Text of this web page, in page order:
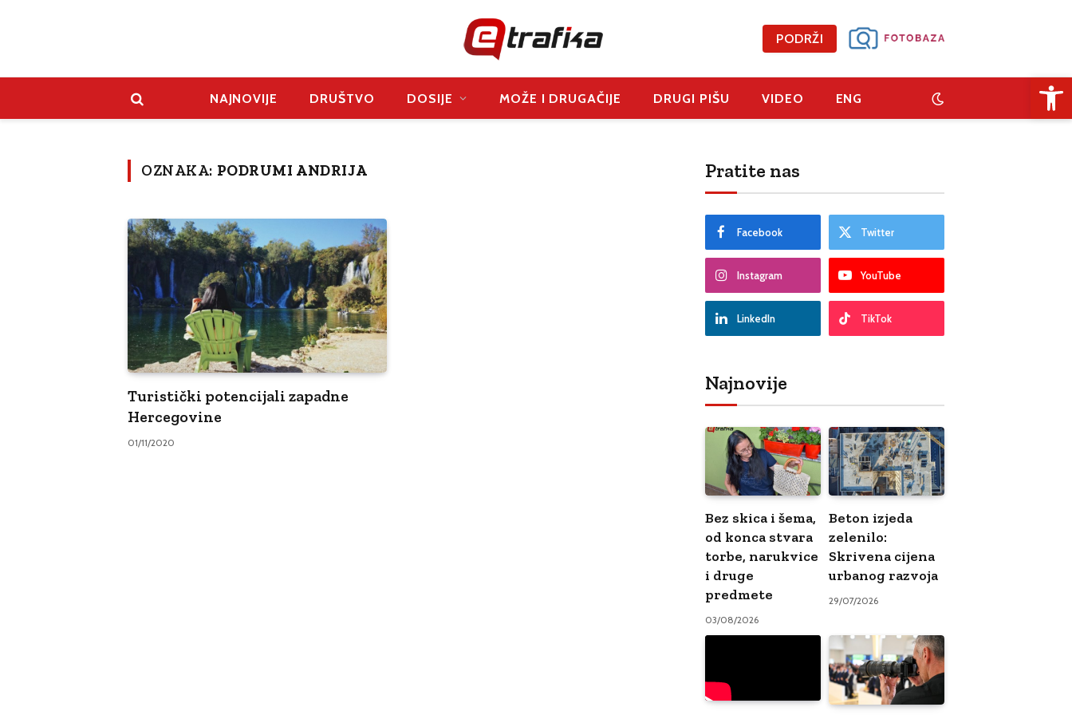
PODRŽI
NAJNOVIJE DRUŠTVO DOSIJE MOŽE I DRUGAČIJE DRUGI PIŠU VIDEO ENG
OZNAKA: PODRUMI ANDRIJA
Turistički potencijali zapadne
Hercegovine
01/11/2020
Pratite nas
Facebook Twitter
Instagram YouTube
LinkedIn TikTok
Najnovije
Bez skica i šema,
od konca stvara
torbe, narukvice
i druge
predmete
03/08/2026
Beton izjeda
zelenilo:
Skrivena cijena
urbanog razvoja
29/07/2026